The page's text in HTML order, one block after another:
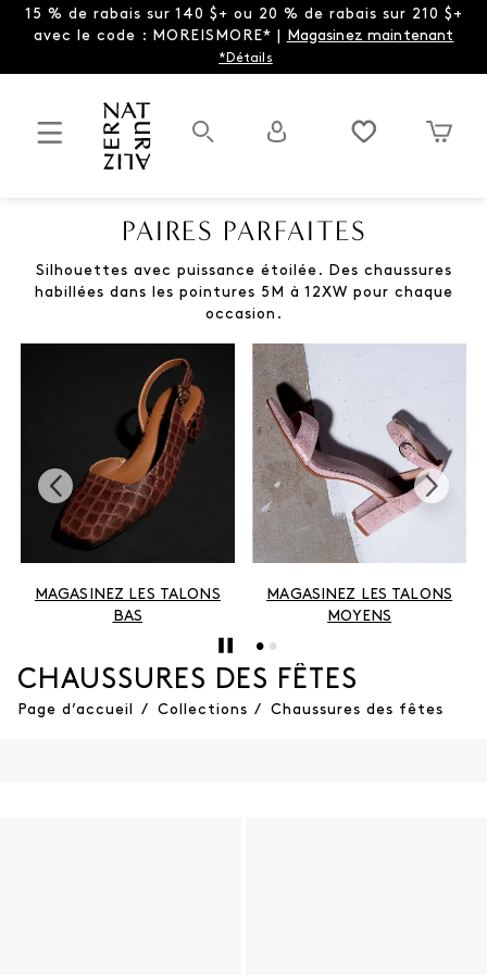
15 % de rabais sur 140 $+ ou 20 % de rabais sur 210 $+
avec le code : MOREISMORE* | Magasinez maintenant
*Détails
PAIRES PARFAITES
Silhouettes avec puissance étoilée. Des chaussures
habillées dans les pointures 5M à 12XW pour chaque
occasion.
MAGASINEZ LES TALONS
BAS
MAGASINEZ LES TALONS
MOYENS
CHAUSSURES DES FÊTES
Page d’accueil / Collections / Chaussures des fêtes